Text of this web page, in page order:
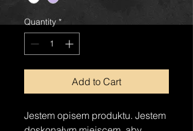
Quantity *
Add to Cart
Jestem opisem produktu. Jestem